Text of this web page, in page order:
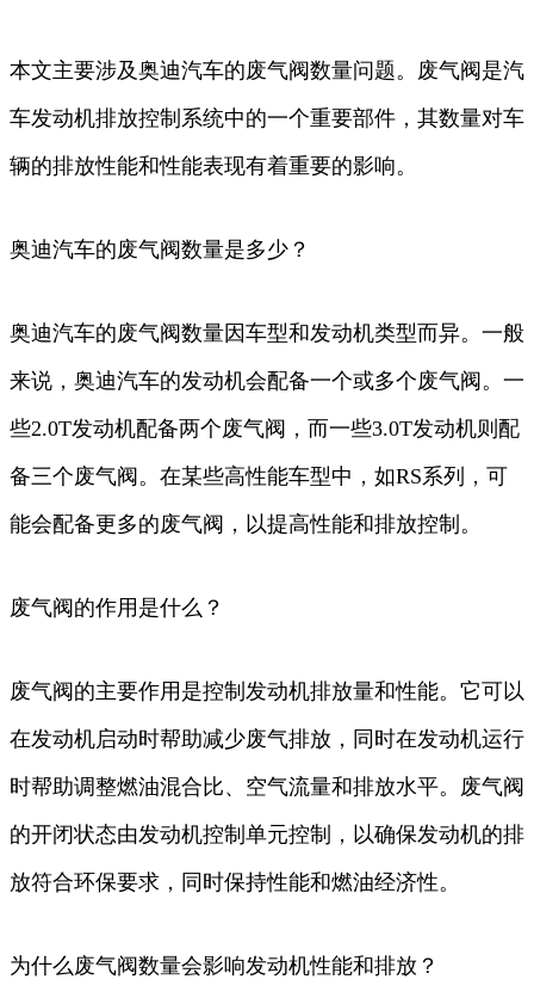
本文主要涉及奥迪汽车的废气阀数量问题。废气阀是汽
车发动机排放控制系统中的一个重要部件，其数量对车
辆的排放性能和性能表现有着重要的影响。
奥迪汽车的废气阀数量是多少？
奥迪汽车的废气阀数量因车型和发动机类型而异。一般
来说，奥迪汽车的发动机会配备一个或多个废气阀。一
些2.0T发动机配备两个废气阀，而一些3.0T发动机则配
备三个废气阀。在某些高性能车型中，如RS系列，可
能会配备更多的废气阀，以提高性能和排放控制。
废气阀的作用是什么？
废气阀的主要作用是控制发动机排放量和性能。它可以
在发动机启动时帮助减少废气排放，同时在发动机运行
时帮助调整燃油混合比、空气流量和排放水平。废气阀
的开闭状态由发动机控制单元控制，以确保发动机的排
放符合环保要求，同时保持性能和燃油经济性。
为什么废气阀数量会影响发动机性能和排放？